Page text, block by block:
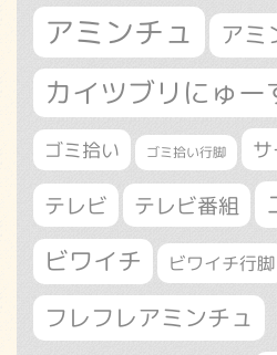
アミンチュ アミ
カイツブリにゅー
ゴミ拾い ゴミ拾い行脚
テレビ テレビ番組
ビワイチ ビワイチ行脚
フレフレアミンチュ